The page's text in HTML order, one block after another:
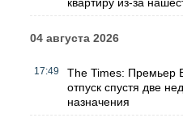
квартиру из-за
04 августа 2026
17:49
The Times: Премьер
отпуск спустя две
назначения